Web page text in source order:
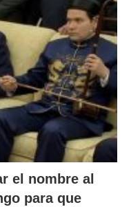
el nombre al
para que